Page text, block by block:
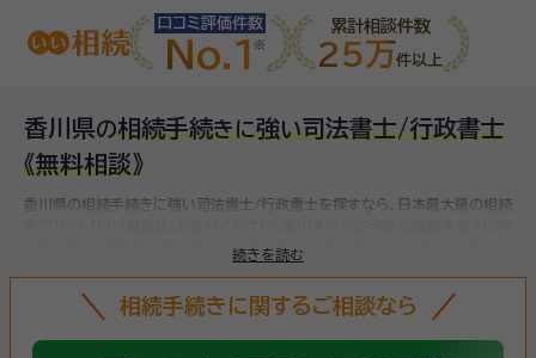
口コミ評価件数
No.1
累計相談件数
25万件以上
香川県の相続手続き に強い司法書士/行政書士
《無料相談》
続きを読む
香川県の相続手続きに強い司法書士/行政書士を探すなら、日本最大級の相続
い司法書士/行政書士をお探しいただけます。
の確認、遺産分割協議、相続財産の名義変更、相続税の申告・納税（相続財産が
基礎控除額を超えていた場合）など多岐に渡るため、相続手続きに強い専門家
相続手続きに関するご相談なら